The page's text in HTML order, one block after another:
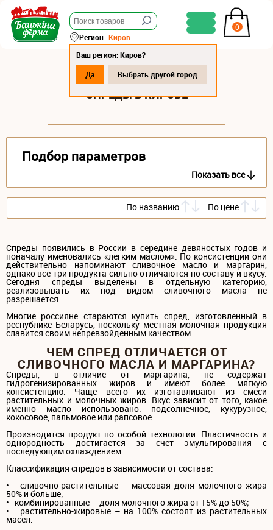
0
Регион: Киров
Ваш регион: Киров?
Да
Выбрать другой город
СПРЕДЫ В КИРОВЕ
Подбор параметров
Показать все
По названию По цене
Спреды появились в России в середине девяностых годов и
поначалу именовались «легким маслом». По консистенции они
действительно напоминают сливочное масло и маргарин,
однако все три продукта сильно отличаются по составу и вкусу.
Сегодня спреды выделены в отдельную категорию,
реализовывать их под видом сливочного масла не
разрешается.
Многие россияне стараются купить спред, изготовленный в
республике Беларусь, поскольку местная молочная продукция
славится своим непревзойденным качеством.
ЧЕМ СПРЕД ОТЛИЧАЕТСЯ ОТ
СЛИВОЧНОГО МАСЛА И МАРГАРИНА?
Спреды, в отличие от маргарина, не содержат
гидрогенизированных жиров и имеют более мягкую
консистенцию. Чаще всего их изготавливают из смеси
растительных и молочных жиров. Вкус зависит от того, какое
именно масло использовано: подсолнечное, кукурузное,
кокосовое, пальмовое или рапсовое.
Производится продукт по особой технологии. Пластичность и
однородность достигается за счет эмульгирования с
последующим охлаждением.
Классификация спредов в зависимости от состава:
• сливочно-растительные – массовая доля молочного жира
50% и больше;
• комбинированные – доля молочного жира от 15% до 50%;
• растительно-жировые – на 100% состоят из растительных
масел.